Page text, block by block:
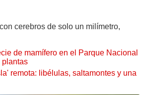
cerebros de solo un milímetro,
de mamífero en el Parque Nacional
plantas
remota: libélulas, saltamontes y una